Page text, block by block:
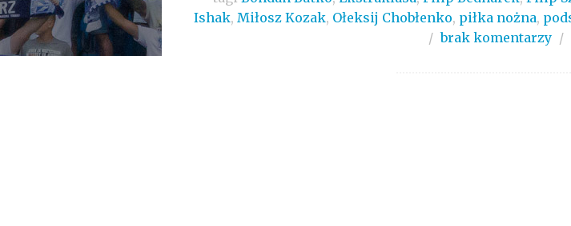
Ishak, Miłosz Kozak, Ołeksij Chobłenko, piłka nożna,
/ brak komentarzy /